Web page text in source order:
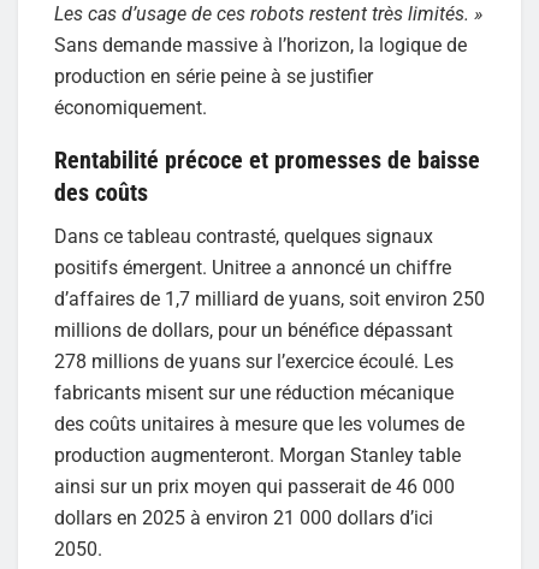
Les cas d’usage de ces robots restent très limités. »
Sans demande massive à l’horizon, la logique de
production en série peine à se justifier
économiquement.
Rentabilité précoce et promesses de baisse
des coûts
Dans ce tableau contrasté, quelques signaux
positifs émergent. Unitree a annoncé un chiffre
d’affaires de 1,7 milliard de yuans, soit environ 250
millions de dollars, pour un bénéfice dépassant
278 millions de yuans sur l’exercice écoulé. Les
fabricants misent sur une réduction mécanique
des coûts unitaires à mesure que les volumes de
production augmenteront. Morgan Stanley table
ainsi sur un prix moyen qui passerait de 46 000
dollars en 2025 à environ 21 000 dollars d’ici
2050.